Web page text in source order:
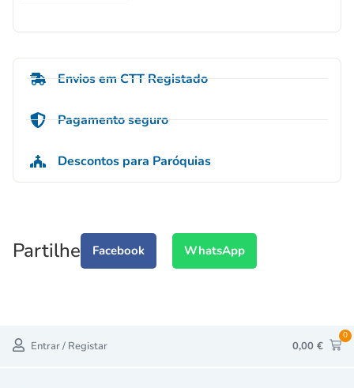
Envios em CTT Registado
Pagamento seguro
Descontos para Paróquias
Partilhe Facebook WhatsApp
Entrar / Registar 0,00 €
0